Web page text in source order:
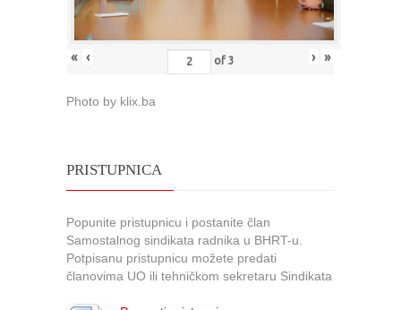
« ‹ of 3 › »
Photo by klix.ba
PRISTUPNICA
Popunite pristupnicu i postanite član
Samostalnog sindikata radnika u BHRT-u.
Potpisanu pristupnicu možete predati
članovima UO ili tehničkom sekretaru Sindikata